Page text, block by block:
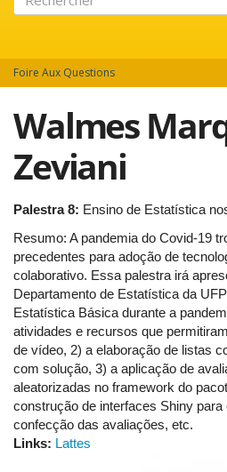
Foire Aux Questions
Walmes
Zeviani
Palestra 8: Ensino de Estatística
Resumo: A pandemia do Covid-19
precedentes para adoção de
colaborativo. Essa palestra irá
Departamento de Estatística da
Estatística Básica durante a
atividades e recursos que
de vídeo, 2) a elaboração de listas
com solução, 3) a aplicação de
aleatorizadas no framework do
construção de interfaces Shiny para
confecção das avaliações, etc.
Links: Lattes